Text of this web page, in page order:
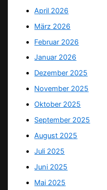
April 2026
März 2026
Februar 2026
Januar 2026
Dezember 2025
November 2025
Oktober 2025
September 2025
August 2025
Juli 2025
Juni 2025
Mai 2025